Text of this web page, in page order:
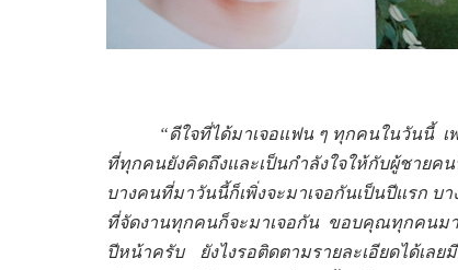
“ดีใจที่ได้มาเจอแฟน ๆ ทุกคนในวันนี้ เ
ที่ทุกคนยังคิดถึงและเป็นกำลังใจให้กับผู้ชายค
บางคนที่มาวันนี้ก็เพิ่งจะมาเจอกันเป็นปีแรก บา
ที่จัดงานทุกคนก็จะมาเจอกัน ขอบคุณทุกคนม
ปีหน้าครับ
ยังไงรอติดตามรายละเอียดได้เลย